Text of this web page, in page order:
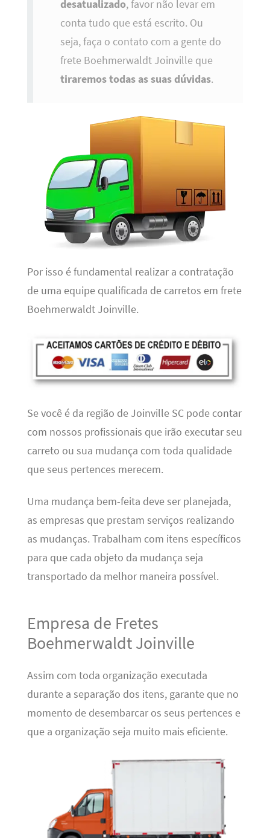
desatualizado, favor não levar em
conta tudo que está escrito. Ou
seja, faça o contato com a gente do
frete Boehmerwaldt Joinville que
tiraremos todas as suas dúvidas.
Por isso é fundamental realizar a contratação
de uma equipe qualificada de carretos em frete
Boehmerwaldt Joinville.
Se você é da região de Joinville SC pode contar
com nossos profissionais que irão executar seu
carreto ou sua mudança com toda qualidade
que seus pertences merecem.
Uma mudança bem-feita deve ser planejada,
as empresas que prestam serviços realizando
as mudanças. Trabalham com itens específicos
para que cada objeto da mudança seja
transportado da melhor maneira possível.
Empresa de Fretes
Boehmerwaldt Joinville
Assim com toda organização executada
durante a separação dos itens, garante que no
momento de desembarcar os seus pertences e
que a organização seja muito mais eficiente.